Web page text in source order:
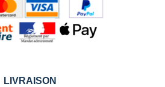
LIVRAISON